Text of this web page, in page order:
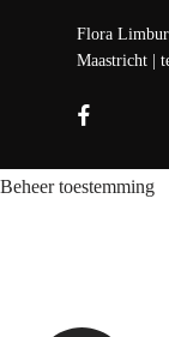
Flora
Maastricht |
Beheer toestemming